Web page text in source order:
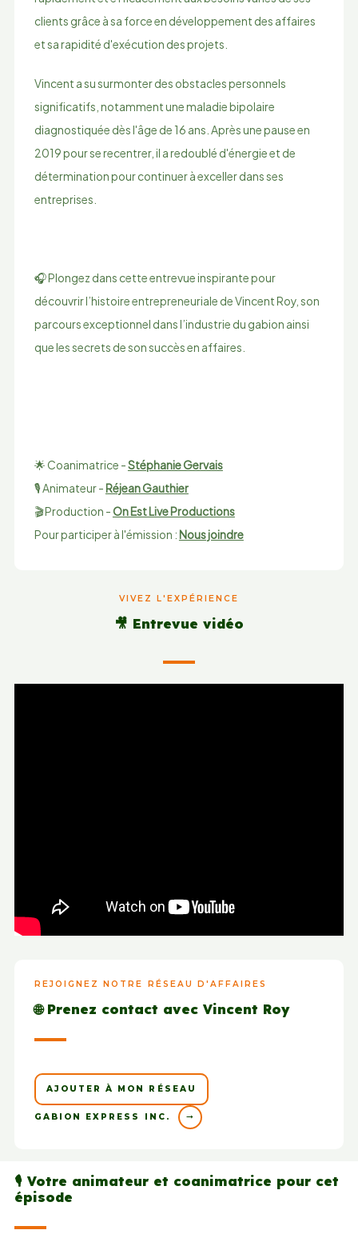
clients grâce à sa force en développement des affaires
et sa rapidité d'exécution des projets.
Vincent a su surmonter des obstacles personnels
significatifs, notamment une maladie bipolaire
diagnostiquée dès l'âge de 16 ans. Après une pause en
2019 pour se recentrer, il a redoublé d'énergie et de
détermination pour continuer à exceller dans ses
entreprises.
🎧 Plongez dans cette entrevue inspirante pour
découvrir l’histoire entrepreneuriale de Vincent Roy, son
parcours exceptionnel dans l’industrie du gabion ainsi
que les secrets de son succès en affaires.
🌟 Coanimatrice -Stéphanie Gervais
🎙️ Animateur - Réjean Gauthier
🎬 Production - On Est Live Productions
Pour participer à l'émission : Nous joindre
VIVEZ L'EXPÉRIENCE
🎥 Entrevue vidéo
REJOIGNEZ NOTRE RÉSEAU D'AFFAIRES
🌐 Prenez contact avec Vincent Roy
AJOUTER À MON RÉSEAU
GABION EXPRESS INC.
🎙️ Votre animateur et coanimatrice pour cet
épisode